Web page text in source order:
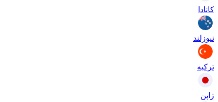
کانادا
نیوزلند
ترکیه
ژاپن